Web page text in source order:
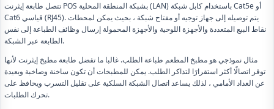
تتصل طابعة إيثرنت POS بشبكة المنطقة المحلية (LAN) باستخدام كابل شبكة Cat5e أو
Cat6 قياسي (RJ45). يتم توصيله إلى جهاز توجيه أو مفتاح شبكة ، بحيث يمكن لمحطات
نقاط البيع المتعددة والأجهزة اللوحية والأجهزة المحمولة إرسال وظائف الطباعة إلى نفس
الطابعة عبر الشبكة.
مثال نموذجي هو مطبخ المطعم طباعة الطلب. غالبا ما تفضل طابعة مطبخ إيثرنت لأنها
توفر اتصالًا أكثر استقرارًا لتذاكر الطلب. يمكن للمطبخات أن تكون ساخنة وصاخبة وبعيدة
عن العداد الأمامي ، لذلك يساعد اتصال الشبكة السلكية على تقليل التسرب ويحافظ على
تحرك الطلبات.